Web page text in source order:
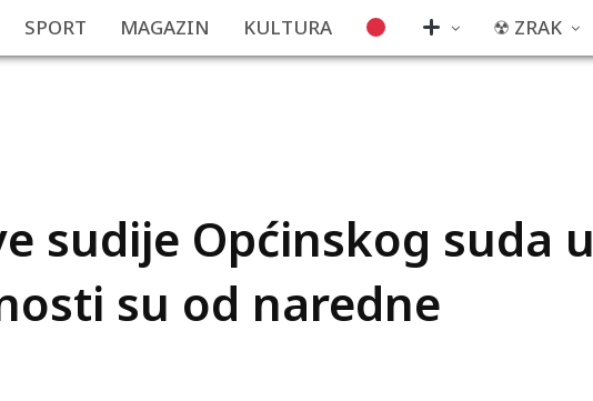
SPORT MAGAZIN KULTURA ☢ ZRAK
sudije Općinskog suda u
su od naredne